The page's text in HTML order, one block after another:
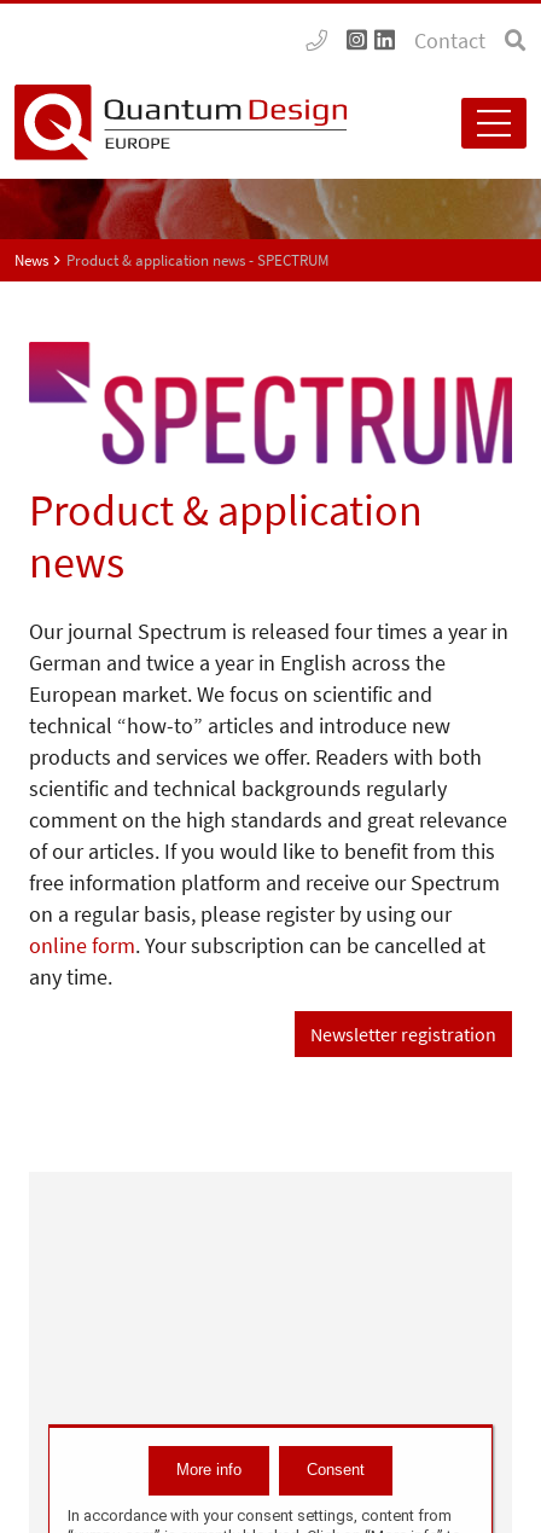
Contact
News Product & application news - SPECTRUM
Product & application
news
Our journal Spectrum is released four times a year in
German and twice a year in English across the
European market. We focus on scientific and
technical “how-to” articles and introduce new
products and services we offer. Readers with both
scientific and technical backgrounds regularly
comment on the high standards and great relevance
of our articles. If you would like to benefit from this
free information platform and receive our Spectrum
on a regular basis, please register by using our
online form. Your subscription can be cancelled at
any time.
Newsletter registration